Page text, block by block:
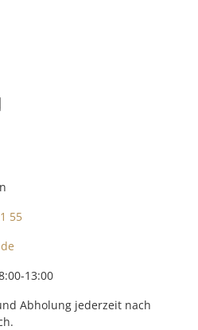
55
13:00
Abholung jederzeit nach